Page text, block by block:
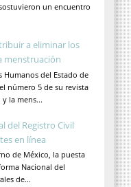
un encuentro
a eliminar los
menstruación
Humanos del Estado de
número 5 de su revista
la mens...
del Registro Civil
en línea
de México, la puesta
Nacional del
de...